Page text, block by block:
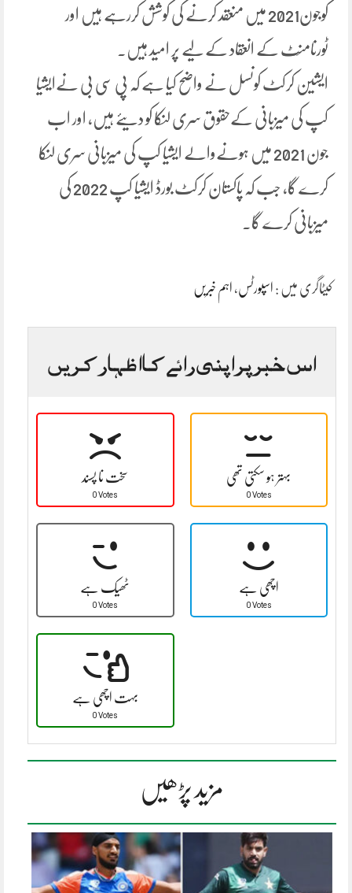
کوجون2021 میں منعقد کرنے کی کوشش کررہے ہیں اور
ٹورنامنَٹ کے انعقاد کے لیے پر امید ہیں۔
ایشین کرکٹ کونسل نے واضح کیا ہے کہ پی سی بی نےایشیا
کپ کی میزبانی کےحقوق سری لنکا کو دیئے ہیں، اور اب
جون 2021 میں ہونےوالے ایشیا کپ کی میزبانی سری لنکا
کرے گا، جب کہ پاکستان کرکٹ بورڈ ایشیا کپ 2022 کی
میزبانی کرے گا۔
کیٹاگری میں : اسپورٹس، اہم خبریں
اس خبر پر اپنی رائے کا اظہار کریں
سخت نا پسند
0 Votes
بہتر ہو سکتی تھی
0 Votes
ٹھیک ہے
0 Votes
اچھی ہے
0 Votes
بہت اچھی ہے
0 Votes
مزید پڑھیں